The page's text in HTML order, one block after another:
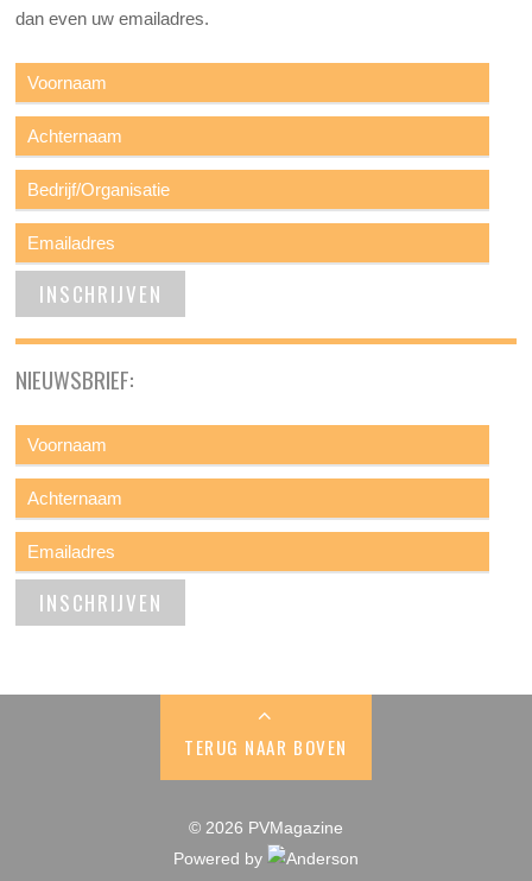
dan even uw emailadres.
NIEUWSBRIEF:
TERUG NAAR BOVEN
© 2026 PVMagazine
Powered by